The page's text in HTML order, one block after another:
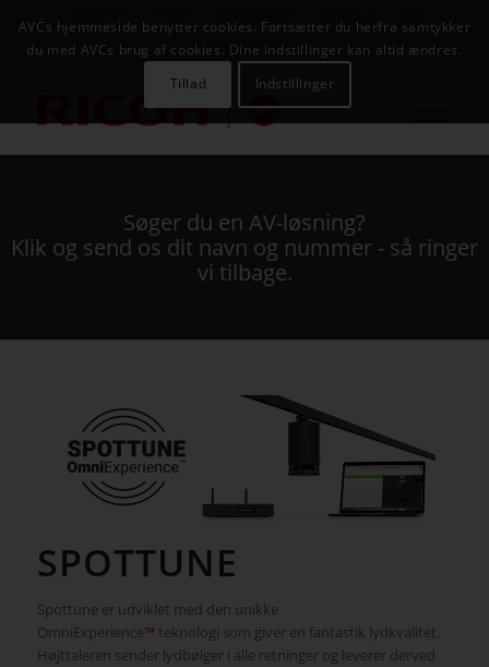
AVC INFOSYSTEM
Søger du en AV-løsning?
Klik og send os dit navn og nummer - så ringer
vi tilbage.
SPOTTUNE
Spottune er udviklet med den unikke
OmniExperience™️ teknologi som giver en fantastik lydkvalitet.
Højttaleren sender lydbølger i alle retninger og leverer derved
AVCs hjemmeside benytter cookies. Fortsætter du herfra samtykker
du med AVCs brug af cookies. Dine indstillinger kan altid ændres.
Tillad
Indstillinger